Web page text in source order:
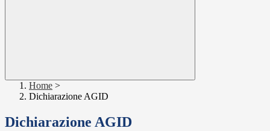
Home >
Dichiarazione AGID
Dichiarazione AGID